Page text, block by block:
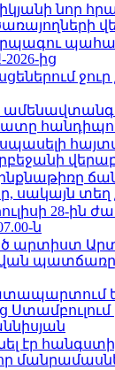
նոր
ից
ջուր
ինքնաթիռը
սակայն տեղ
28-ին
ն
արտիստ
էր